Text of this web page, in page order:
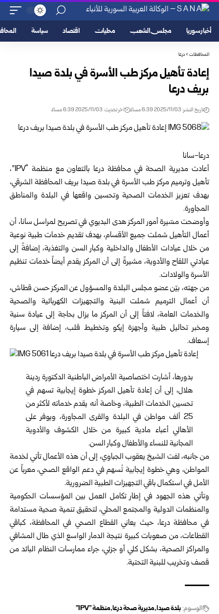
أخبار سوريا مجلس الشعب محليات اقتصاد سياسة
المحافظات>درعا
إعادة تأهيل مركز طب الأسرة في بلدة صيدا
بريف درعا
تاريخ النشر: 2025/11/03 6:39 مساءً اخر تحديث: 2025/11/03 6:39 مساءً
درعا-سانا
أعادت مديرية الصحة في محافظة درعا
بالتعاون مع منظمة “IPV”،
تأهيل وترميم مركز طب الأسرة في بلدة صيدا بريف المحافظة الشرقي،
بهدف تعزيز الخدمات الصحية وتحسين واقعها في البلدة والمناطق
المجاورة.
وأوضحت مسّيرة أمور المركز هدى البديوي في تصريح لمراسل سانا، أن
أعمال التأهيل شملت جميع الأقسام، بهدف تقديم خدمات طبية نوعية
من خلال عيادات الأطفال والداخلية وكبار السن والتغذية، إضافةً إلى
عيادتي اللقاح والأدوية، مشيرةً إلى أن المركز يقدم أيضاً خدمات تنظيم
الأسرة والولادات.
من جهته، بيّن عضو مجلس البلدة والمسؤول عن المركز حسن قطاش،
أن أعمال الترميم شملت البنية والتجهيزات الكهربائية والصحية
والخدمات العامة، لافتاً إلى أن المركز ما يزال بحاجة إلى عيادة سنية
ومخبر تحاليل طبية وأجهزة إيكو وتخطيط قلب، إضافة إلى سيارة
إسعاف.
بدورها، أشارت اختصاصية الأمراض الباطنية الدكتورة ردينة
هلال، إلى أن إعادة تأهيل المركز خطوة إيجابية تسهم في
تحسين الخدمات الطبية، وخاصة أنه يقدم خدماته لأكثر من
25 ألف مواطن في البلدة والقرى المجاورة، ويوفر على
الأهالي أعباء مادية كبيرة من خلال الكشوف والأدوية
المجانية للنساء والأطفال وكبار السن.
من جانبه، لفت الشيخ يعقوب الجباوي، إلى أن هذه الأعمال تأتي لخدمة
المواطن، وهي خطوة إيجابية تُسهم في دعم الواقع الصحي، معرباً عن
الأمل في استكمال باقي التجهيزات الطبية الضرورية.
وتأتي هذه الجهود في إطار تكامل العمل بين المؤسسات الحكومية
والمنظمات الدولية والمجتمع المحلي، لتحقيق تنمية صحية مستدامة
في محافظة درعا، حيث يعاني القطاع الصحي في المحافظة، كباقي
القطاعات، من صعوبات كبيرة نتيجة الدمار الواسع الذي طال المشافي
والمراكز الصحية، بشكل كلي أو جزئي، جراء ممارسات النظام البائد من
قصف وتخريب للبنية التحتية.
الوسوم:بلدة صيدا مديرية صحة درعا منظمة "IPV"